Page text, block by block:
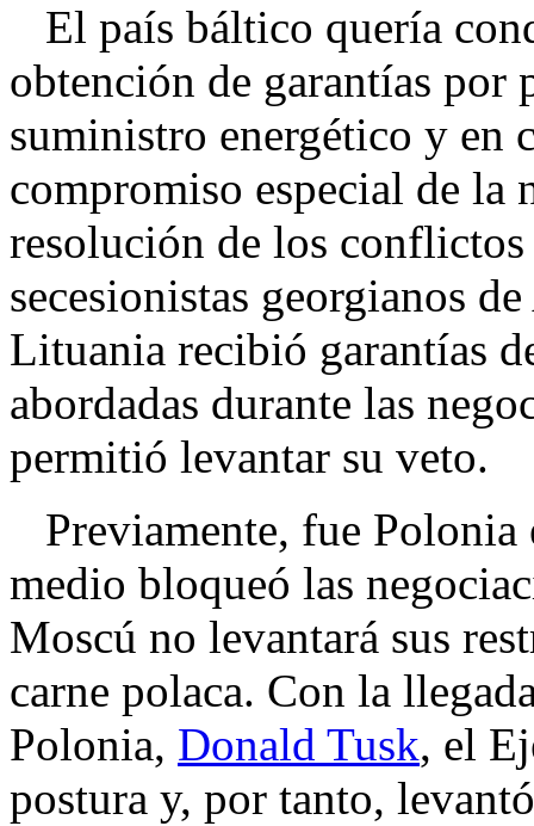
El país báltico quería
obtención de garantías por
suministro energético y en
compromiso especial de la
resolución de los
secesionistas georgianos
Lituania recibió garantías
abordadas durante las
permitió levantar su veto.
Previamente, fue Polonia
medio bloqueó las
Moscú no levantará sus
carne polaca. Con la
Polonia, Donald Tusk, el
postura y, por tanto,